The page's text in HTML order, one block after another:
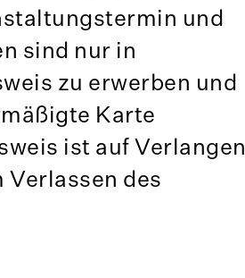
und
sind nur in
zu erwerben und
Karte
ist auf Verlangen
des